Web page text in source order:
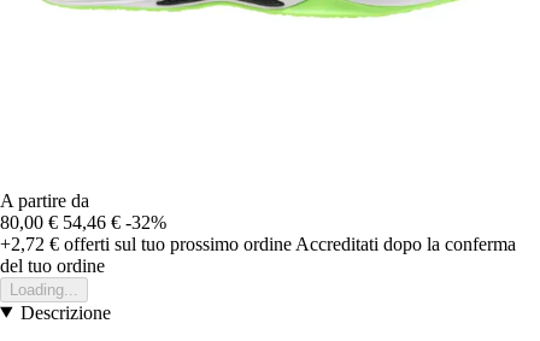
A partire da
80,00 € 54,46 € -32%
+2,72 € offerti sul tuo prossimo ordine Accreditati dopo la conferma
del tuo ordine
Loading...
Descrizione